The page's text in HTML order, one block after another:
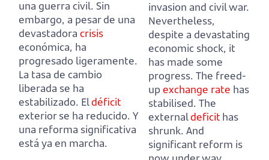
una guerra civil. Sin
embargo, a pesar de una
devastadora crisis
económica, ha
progresado ligeramente.
La tasa de cambio
liberada se ha
estabilizado. Eldéficit
exterior se ha reducido. Y
una reforma significativa
está ya en marcha.
invasion and civil war.
Nevertheless,
despite a devastating
economic shock, it
has made some
progress. The freed-
up exchange rate has
stabilised. The
externaldeficit has
shrunk. And
significant reform is